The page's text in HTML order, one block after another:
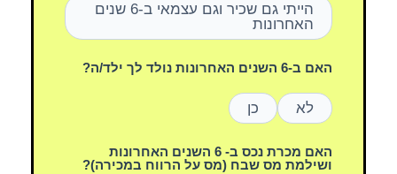
הייתי גם שכיר וגם עצמאי ב-6 שנים
האחרונות
האם ב-6 השנים האחרונות נולד לך ילד/ה?
לא כן
האם מכרת נכס ב- 6 השנים האחרונות
ושילמת מס שבח (מס על הרווח במכירה)?